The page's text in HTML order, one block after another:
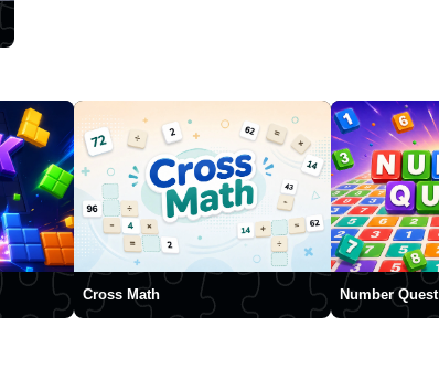
Cross Math Number Quest